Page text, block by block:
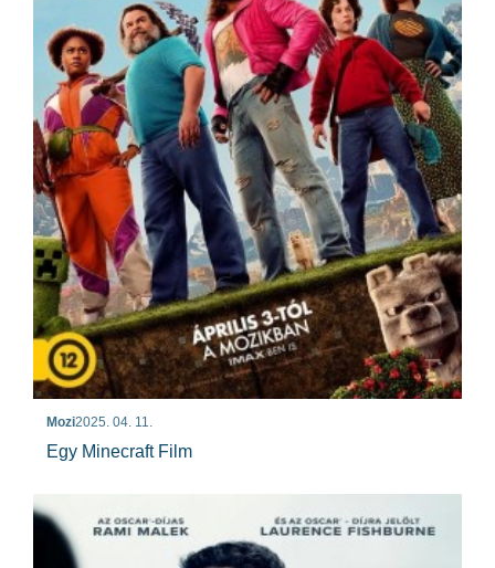
Mozi2025. 04. 11.
Egy Minecraft Film